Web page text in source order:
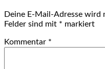
Deine E-Mail-Adresse
Felder sind mit * markiert
Kommentar *